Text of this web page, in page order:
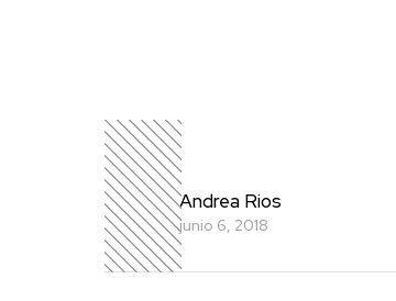
Andrea Rios
junio 6, 2018